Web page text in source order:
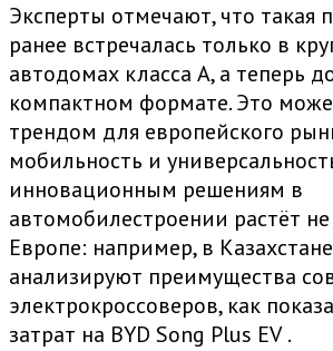
Эксперты отмечают, что такая
ранее встречалась только в
автодомах класса А, а теперь
компактном формате. Это
трендом для европейского
мобильность и
инновационным решениям в
автомобилестроении растёт
Европе: например, в
анализируют преимущества
электрокроссоверов, как
затрат на BYD Song Plus EV.